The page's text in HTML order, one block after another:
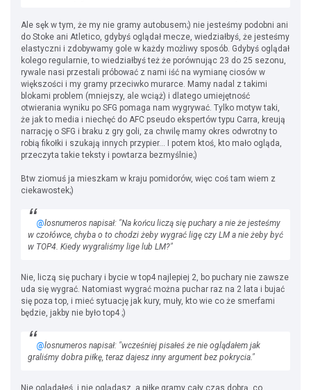
Ale sęk w tym, że my nie gramy autobusem;) nie jesteśmy podobni ani
do Stoke ani Atletico, gdybyś oglądał mecze, wiedziałbyś, że jesteśmy
elastyczni i zdobywamy gole w każdy możliwy sposób. Gdybyś oglądał
kolego regularnie, to wiedziałbyś też że porównując 23 do 25 sezonu,
rywale nasi przestali próbować z nami iść na wymianę ciosów w
większości i my gramy przeciwko murarce. Mamy nadal z takimi
blokami problem (mniejszy, ale wciąż) i dlatego umiejętność
otwierania wyniku po SFG pomaga nam wygrywać. Tylko motyw taki,
że jak to media i niechęć do AFC pseudo ekspertów typu Carra, kreują
narrację o SFG i braku z gry goli, za chwilę mamy okres odwrotny to
robią fikołki i szukają innych przypier... I potem ktoś, kto mało ogląda,
przeczyta takie teksty i powtarza bezmyślnie;)
Btw ziomuś ja mieszkam w kraju pomidorów, więc coś tam wiem z
ciekawostek;)
@losnumeros napisał: "Na końcu liczą się puchary a nie że jesteśmy
w czołówce, chyba o to chodzi żeby wygrać ligę czy LM a nie żeby być
w TOP4. Kiedy wygraliśmy lige lub LM?"
Nie, liczą się puchary i bycie w top4 najlepiej 2, bo puchary nie zawsze
uda się wygrać. Natomiast wygrać można puchar raz na 2 lata i bujać
się poza top, i mieć sytuację jak kury, muły, kto wie co że smerfami
będzie, jakby nie było top4 ;)
@losnumeros napisał: "wcześniej pisałeś że nie oglądałem jak
graliśmy dobra piłkę, teraz dajesz inny argument bez pokrycia."
Nie oglądałeś, i nie oglądasz, a piłkę gramy cały czas dobrą, co